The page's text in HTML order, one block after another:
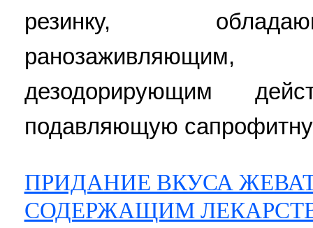
резинку,
дезодорирующим
подавляющую
ПРИДАНИЕ ВКУСА
СОДЕРЖАЩИМ